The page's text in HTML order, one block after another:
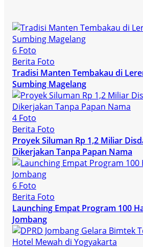
6 Foto
Berita Foto
Tradisi Manten Tembakau di
Sumbing Magelang
4 Foto
Berita Foto
Proyek Siluman Rp 1,2 Miliar
Dikerjakan Tanpa Papan Nama
6 Foto
Berita Foto
Launching Empat Program 100
Jombang